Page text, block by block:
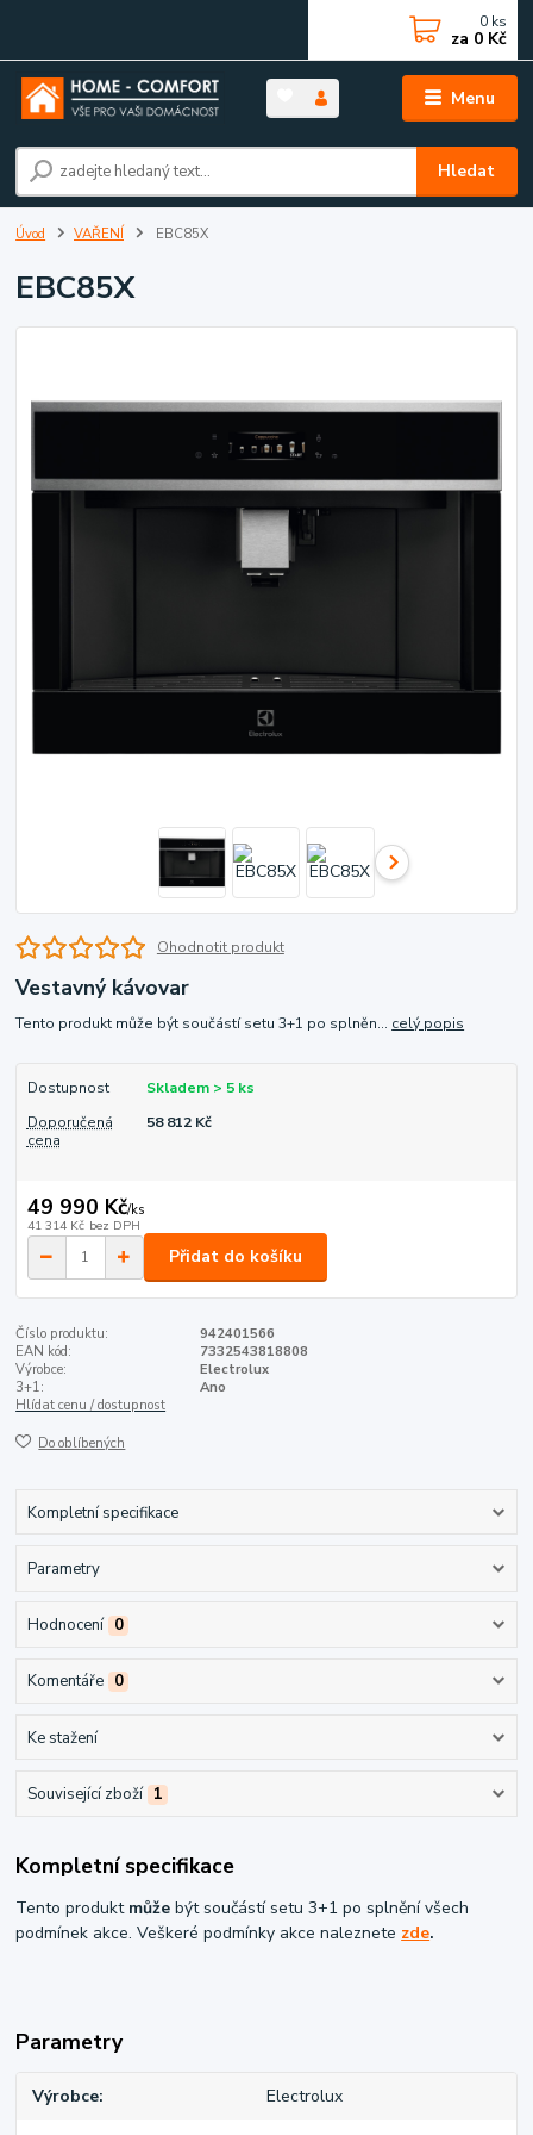
Menu
Hledat
0 ks
za 0 Kč
Úvod VAŘENÍ EBC85X
EBC85X
Ohodnotit produkt
Vestavný kávovar
Tento produkt může být součástí setu 3+1 po splněn... celý popis
Dostupnost
Skladem > 5 ks
Doporučená
cena
58 812 Kč
49 990 Kč/ks
41 314 Kč bez DPH
Přidat do košíku
Číslo produktu:
942401566
EAN kód:
7332543818808
Výrobce:
Electrolux
3+1:
Ano
Hlídat cenu / dostupnost
Do oblíbených
Kompletní specifikace
Parametry
Hodnocení 0
Komentáře 0
Ke stažení
Související zboží 1
Kompletní specifikace
Tento produkt může být součástí setu 3+1 po splnění všech
podmínek akce. Veškeré podmínky akce naleznete zde.
Parametry
Výrobce Electrolux